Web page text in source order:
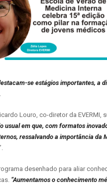
se estágios importantes, a
Louro, co-diretor da
usual em que, com formatos
ressalvando a importância da
desenhado para aliar
“Aumentamos o conhecimento